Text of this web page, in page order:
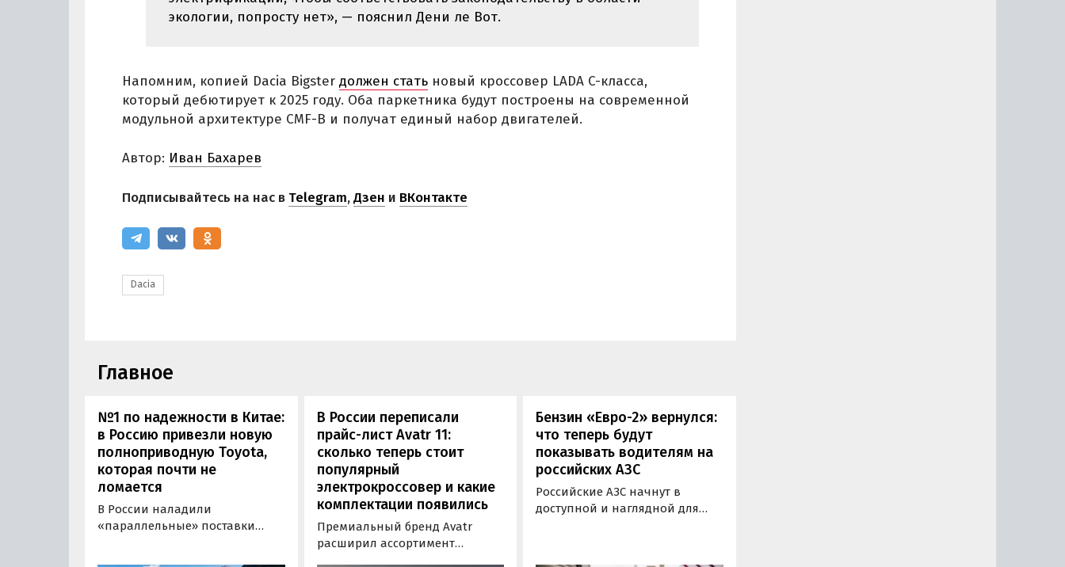
экологии, попросту нет», — пояснил Дени ле Вот.
Напомним, копией Dacia Bigster должен стать новый кроссовер LADA C-класса,
который дебютирует к 2025 году. Оба паркетника будут построены на современной
модульной архитектуре CMF-B и получат единый набор двигателей.
Автор: Иван Бахарев
Подписывайтесь на нас в Telegram,Дзен и ВКонтакте
Dacia
Главное
№1 по надежности в Китае:
в Россию привезли новую
полноприводную Toyota,
которая почти не
ломается
В России наладили
«параллельные» поставки
В России переписали
прайс-лист Avatr 11:
сколько теперь стоит
популярный
электрокроссовер и какие
комплектации появились
Премиальный бренд Avatr
расширил ассортимент
Бензин «Евро-2» вернулся:
что теперь будут
показывать водителям на
российских АЗС
Российские АЗС начнут в
доступной и наглядной для